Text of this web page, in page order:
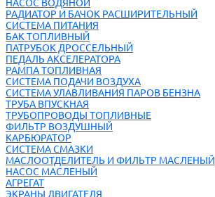
НАСОС ВОДЯНОЙ
РАДИАТОР И БАЧОК РАСШИРИТЕЛЬНЫЙ
СИСТЕМА ПИТАНИЯ
БАК ТОПЛИВНЫЙ
ПАТРУБОК ДРОССЕЛЬНЫЙ
ПЕДАЛЬ АКСЕЛЕРАТОРА
РАМПА ТОПЛИВНАЯ
СИСТЕМА ПОДАЧИ ВОЗДУХА
СИСТЕМА УЛАВЛИВАНИЯ ПАРОВ БЕНЗНА
ТРУБА ВПУСКНАЯ
ТРУБОПРОВОДЫ ТОПЛИВНЫЕ
ФИЛЬТР ВОЗДУШНЫЙ
КАРБЮРАТОР
СИСТЕМА СМАЗКИ
МАСЛООТДЕЛИТЕЛЬ И ФИЛЬТР МАСЛЕНЫЙ
НАСОС МАСЛЕНЫЙ
АГРЕГАТ
ЭКРАНЫ ДВИГАТЕЛЯ